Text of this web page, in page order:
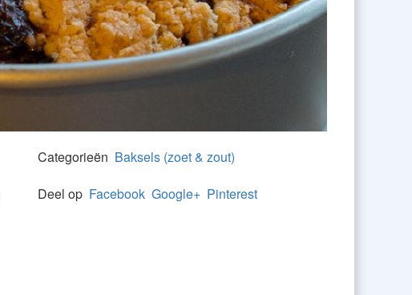
Categorieën Baksels (zoet & zout)
Deel op Facebook Google+ Pinterest